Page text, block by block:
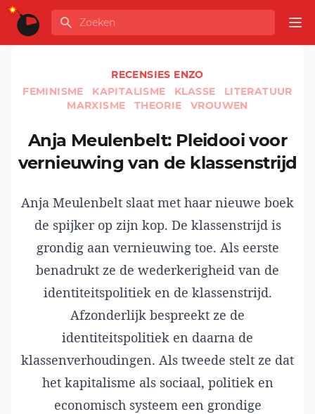
Ga naar de inhoud
GLOBALINFO
Zoeken
RECENSIES ENZO
FEMINISME
KAPITALISME KLASSE
LITERATUUR
MARXISME
THEORIE VROUWEN
Anja Meulenbelt: Pleidooi voor
vernieuwing van de klassenstrijd
Anja Meulenbelt slaat met haar nieuwe boek
de spijker op zijn kop. De klassenstrijd is
grondig aan vernieuwing toe. Als eerste
benadrukt ze de wederkerigheid van de
identiteitspolitiek en de klassenstrijd.
Afzonderlijk bespreekt ze de
identiteitspolitiek en daarna de
klassenverhoudingen. Als tweede stelt ze dat
het kapitalisme als sociaal, politiek en
economisch systeem een grondige